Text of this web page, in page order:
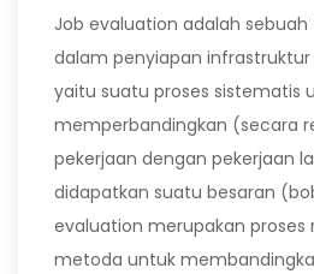
Job evaluation adalah
dalam penyiapan infrastruktur
yaitu suatu proses sistematis
memperbandingkan (secara
pekerjaan dengan pekerjaan
didapatkan suatu besaran
evaluation merupakan proses
metoda untuk